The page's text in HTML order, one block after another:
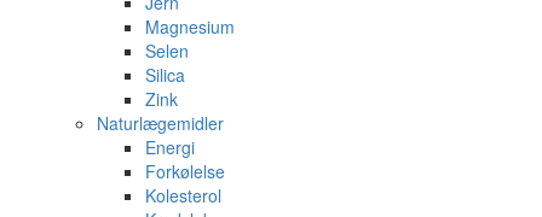
Magnesium
Selen
Silica
Zink
Naturlægemidler
Energi
Forkølelse
Kolesterol